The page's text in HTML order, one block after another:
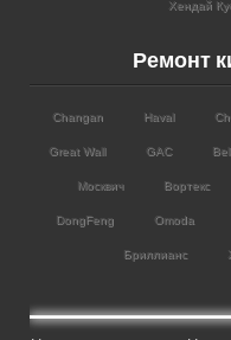
Хендай
Ремонт
Changan Haval
Great Wall GAC
Москвич Вортекс
DongFeng Omoda
Бриллианс